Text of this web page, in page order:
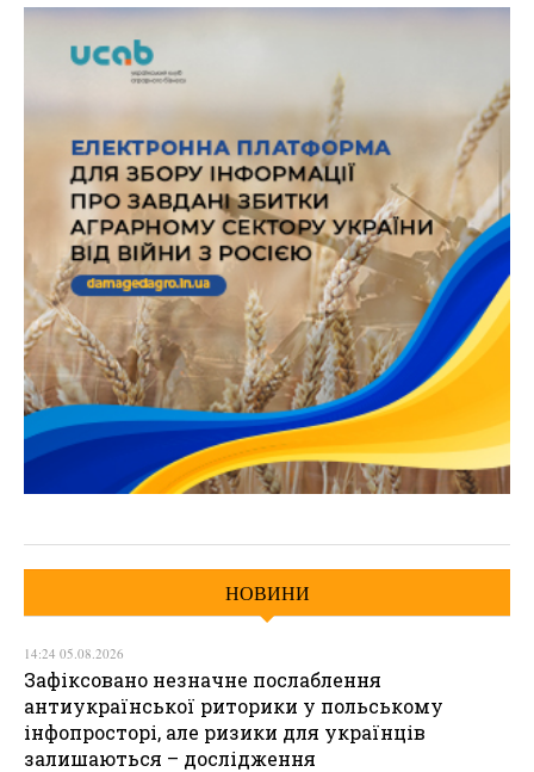
НОВИНИ
14:24 05.08.2026
Зафіксовано незначне послаблення
антиукраїнської риторики у польському
інфопросторі, але ризики для українців
залишаються – дослідження